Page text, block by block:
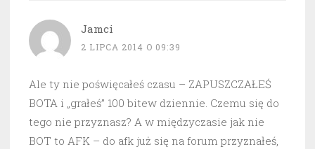
Jamci
2 LIPCA 2014 O 09:39
Ale ty nie poświęcałeś czasu – ZAPUSZCZAŁEŚ
BOTA i „grałeś” 100 bitew dziennie. Czemu się do
tego nie przyznasz? A w międzyczasie jak nie
BOT to AFK – do afk już się na forum przyznałeś,